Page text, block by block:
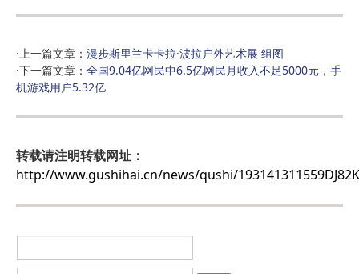
·上一篇文章： 漫步斯里兰卡卡拉·波拉户外艺术展 组图
·下一篇文章： 全国9.04亿网民中6.5亿网民月收入不足5000元，手
机游戏用户5.32亿
转载请注明转载网址：
http://www.gushihai.cn/news/qushi/